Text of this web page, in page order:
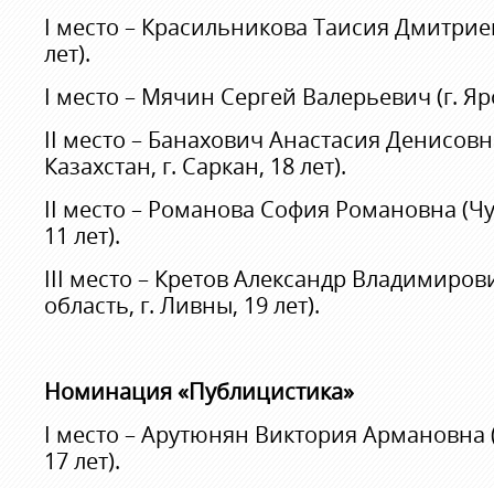
I место – Красильникова Таисия
лет).
I место – Мячин Сергей Валерьевич (г.
II место – Банахович Анастасия
Казахстан, г. Саркан, 18 лет).
II место – Романова София Романовна
11 лет).
III место – Кретов Александр
область, г. Ливны, 19 лет).
Номинация «Публицистика»
I место – Арутюнян Виктория Армановна
17 лет).